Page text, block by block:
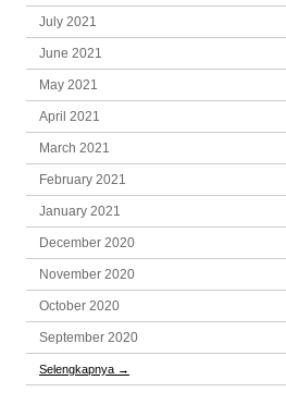
July 2021
June 2021
May 2021
April 2021
March 2021
February 2021
January 2021
December 2020
November 2020
October 2020
September 2020
Selengkapnya →